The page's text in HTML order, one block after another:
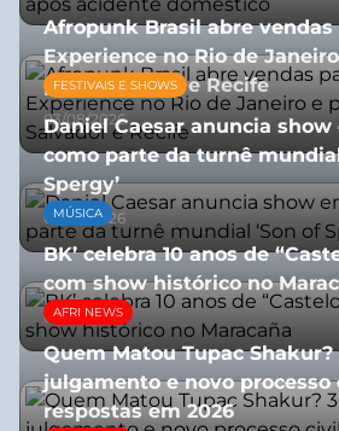
Afropunk Brasil abre vendas
Experience no Rio de
para Salvador e Recife
03/08/2026
FESTIVAIS E SHOWS
Daniel Caesar anuncia show
como parte da turnê mundial
Spergy’
05/08/2026
MÚSICA
BK’ celebra 10 anos de
com show histórico no
06/08/2026
AFRI NEWS
Quem Matou Tupac Shakur?
julgamento e novo
respostas em 2026